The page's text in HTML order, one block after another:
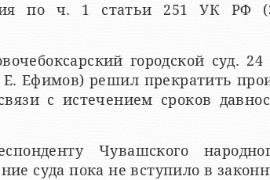
по ч. 1 статьи 251 УК РФ
городской суд. 24
Е. Ефимов) решил прекратить
с истечением сроков
Чувашского
суда пока не вступило в